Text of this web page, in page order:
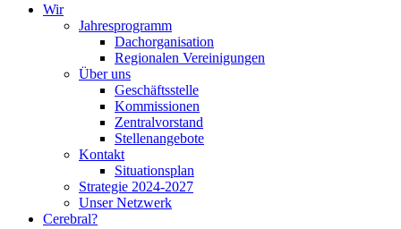
Wir
Jahresprogramm
Dachorganisation
Regionalen Vereinigungen
Über uns
Geschäftsstelle
Kommissionen
Zentralvorstand
Stellenangebote
Kontakt
Situationsplan
Strategie 2024-2027
Unser Netzwerk
Cerebral?